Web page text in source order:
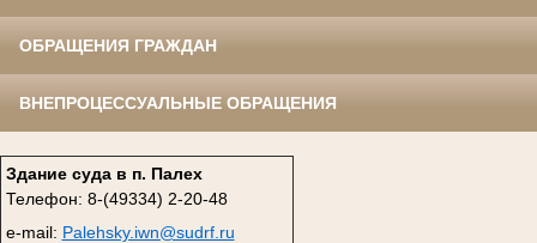
ОБРАЩЕНИЯ ГРАЖДАН
ВНЕПРОЦЕССУАЛЬНЫЕ ОБРАЩЕНИЯ
Здание суда в п. Палех
Телефон: 8-(49334) 2-20-48
e-mail: Palehsky.iwn@sudrf.ru